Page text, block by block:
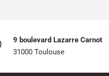
9 boulevard Lazarre Carnot
31000 Toulouse